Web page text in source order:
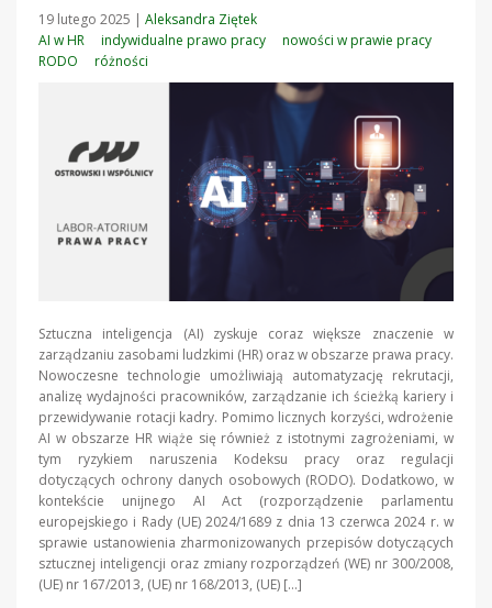
19 lutego 2025 | Aleksandra Ziętek
AI w HR
indywidualne prawo pracy
nowości w prawie pracy
RODO
różności
Sztuczna inteligencja (AI) zyskuje coraz większe znaczenie w
zarządzaniu zasobami ludzkimi (HR) oraz w obszarze prawa pracy.
Nowoczesne technologie umożliwiają automatyzację rekrutacji,
analizę wydajności pracowników, zarządzanie ich ścieżką kariery i
przewidywanie rotacji kadry. Pomimo licznych korzyści, wdrożenie
AI w obszarze HR wiąże się również z istotnymi zagrożeniami, w
tym ryzykiem naruszenia Kodeksu pracy oraz regulacji
dotyczących ochrony danych osobowych (RODO). Dodatkowo, w
kontekście unijnego AI Act (rozporządzenie parlamentu
europejskiego i Rady (UE) 2024/1689 z dnia 13 czerwca 2024 r. w
sprawie ustanowienia zharmonizowanych przepisów dotyczących
sztucznej inteligencji oraz zmiany rozporządzeń (WE) nr 300/2008,
(UE) nr 167/2013, (UE) nr 168/2013, (UE) […]